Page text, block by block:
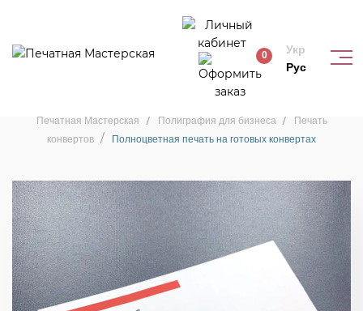
0
Укр
Рус
Печать конвертов
Печатная Мастерская Полиграфия для бизнеса
Печать
конвертов
Полноцветная печать на готовых конвертах